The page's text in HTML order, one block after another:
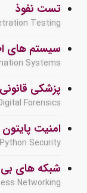
تست نفوذ
Testing
سیستم های
Systems
پزشکی قانونی
Digital Forensics
امنیت پایتون
Python Security
شبکه های بی
Networking